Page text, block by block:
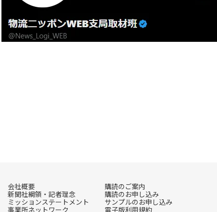
会社概要
新聞社綱領・記者理念
ミッションステートメント
事業所ネットワーク
購読のご案内
購読のお申し込み
サンプルのお申し込み
電子版利用規約